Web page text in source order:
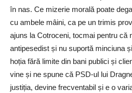
în nas. Ce mizerie morală poate
cu ambele mâini, ca pe un trimis
ajuns la Cotroceni, tocmai pentru că
antipesedist și nu suportă minciuna
hoția fără limite din bani publici și
vine și ne spune că PSD-ul lui
justiția, devine frecventabil și e o